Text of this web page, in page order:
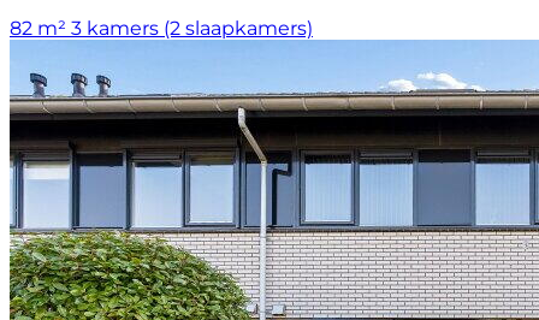
82 m² 3 kamers (2 slaapkamers)